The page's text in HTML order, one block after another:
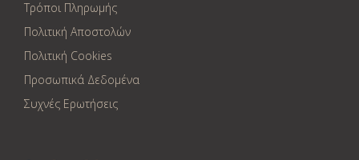
Τρόποι Πληρωμής
Πολιτική Αποστολών
Πολιτική Cookies
Προσωπικά Δεδομένα
Συχνές Ερωτήσεις